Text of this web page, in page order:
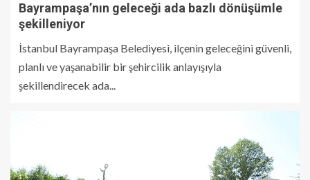
Bayrampaşa’nın geleceği ada bazlı dönüşümle
şekilleniyor
İstanbul Bayrampaşa Belediyesi, ilçenin geleceğini güvenli,
planlı ve yaşanabilir bir şehircilik anlayışıyla
şekillendirecek ada...